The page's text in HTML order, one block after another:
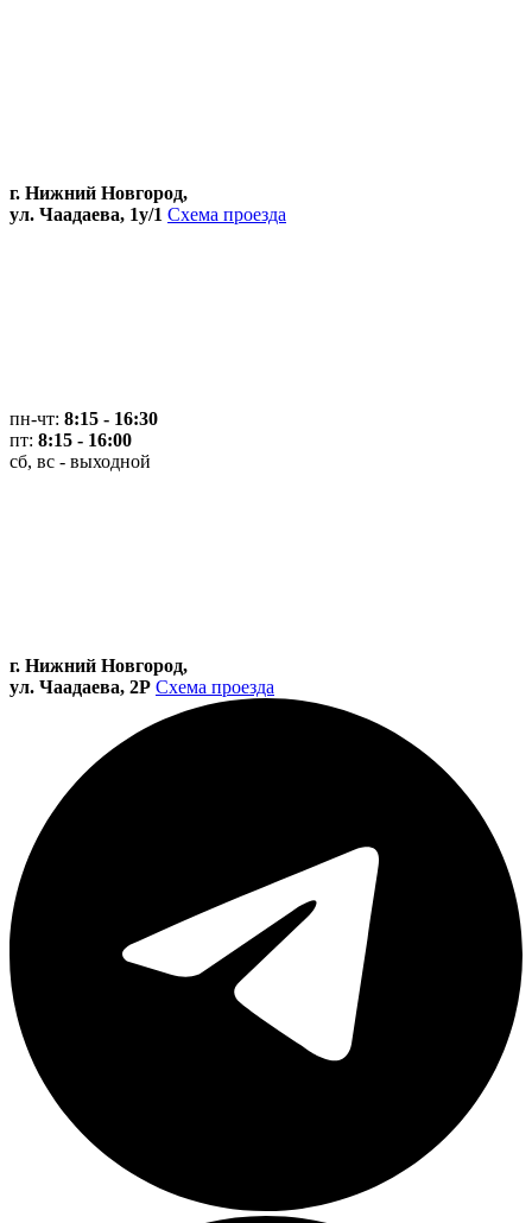
г. Нижний Новгород,
ул. Чаадаева, 1у/1 Схема проезда
пн-чт: 8:15 - 16:30
пт: 8:15 - 16:00
сб, вс - выходной
г. Нижний Новгород,
ул. Чаадаева, 2Р Схема проезда